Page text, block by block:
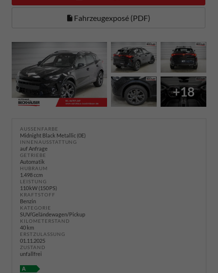
Fahrzeugexposé (PDF)
+18
AUSSENFARBE
Midnight Black Metallic (0E)
INNENAUSSTATTUNG
auf Anfrage
GETRIEBE
Automatik
HUBRAUM
1.498 ccm
LEISTUNG
110 kW (150 PS)
KRAFTSTOFF
Benzin
KATEGORIE
SUV/Geländewagen/Pickup
KILOMETERSTAND
40 km
ERSTZULASSUNG
01.11.2025
ZUSTAND
unfallfrei